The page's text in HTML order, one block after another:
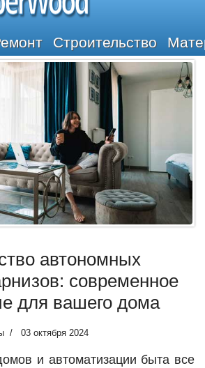
Строительство
автономных
современное
для вашего дома
03 октября 2024
и автоматизации быта все